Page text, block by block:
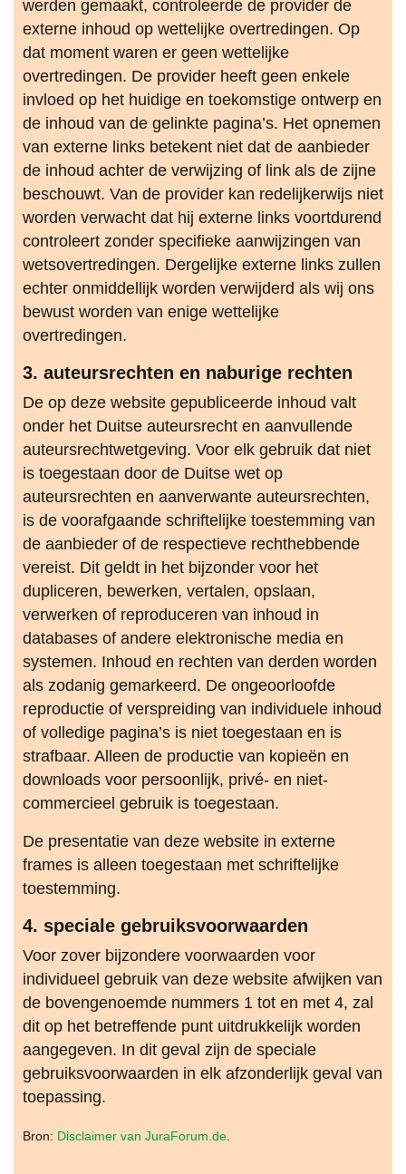
werden gemaakt, controleerde de provider de
externe inhoud op wettelijke overtredingen. Op
dat moment waren er geen wettelijke
overtredingen. De provider heeft geen enkele
invloed op het huidige en toekomstige ontwerp en
de inhoud van de gelinkte pagina’s. Het opnemen
van externe links betekent niet dat de aanbieder
de inhoud achter de verwijzing of link als de zijne
beschouwt. Van de provider kan redelijkerwijs niet
worden verwacht dat hij externe links voortdurend
controleert zonder specifieke aanwijzingen van
wetsovertredingen. Dergelijke externe links zullen
echter onmiddellijk worden verwijderd als wij ons
bewust worden van enige wettelijke
overtredingen.
3. auteursrechten en naburige rechten
De op deze website gepubliceerde inhoud valt
onder het Duitse auteursrecht en aanvullende
auteursrechtwetgeving. Voor elk gebruik dat niet
is toegestaan door de Duitse wet op
auteursrechten en aanverwante auteursrechten,
is de voorafgaande schriftelijke toestemming van
de aanbieder of de respectieve rechthebbende
vereist. Dit geldt in het bijzonder voor het
dupliceren, bewerken, vertalen, opslaan,
verwerken of reproduceren van inhoud in
databases of andere elektronische media en
systemen. Inhoud en rechten van derden worden
als zodanig gemarkeerd. De ongeoorloofde
reproductie of verspreiding van individuele inhoud
of volledige pagina’s is niet toegestaan en is
strafbaar. Alleen de productie van kopieën en
downloads voor persoonlijk, privé- en niet-
commercieel gebruik is toegestaan.
De presentatie van deze website in externe
frames is alleen toegestaan met schriftelijke
toestemming.
4. speciale gebruiksvoorwaarden
Voor zover bijzondere voorwaarden voor
individueel gebruik van deze website afwijken van
de bovengenoemde nummers 1 tot en met 4, zal
dit op het betreffende punt uitdrukkelijk worden
aangegeven. In dit geval zijn de speciale
gebruiksvoorwaarden in elk afzonderlijk geval van
toepassing.
Bron: Disclaimer van JuraForum.de.